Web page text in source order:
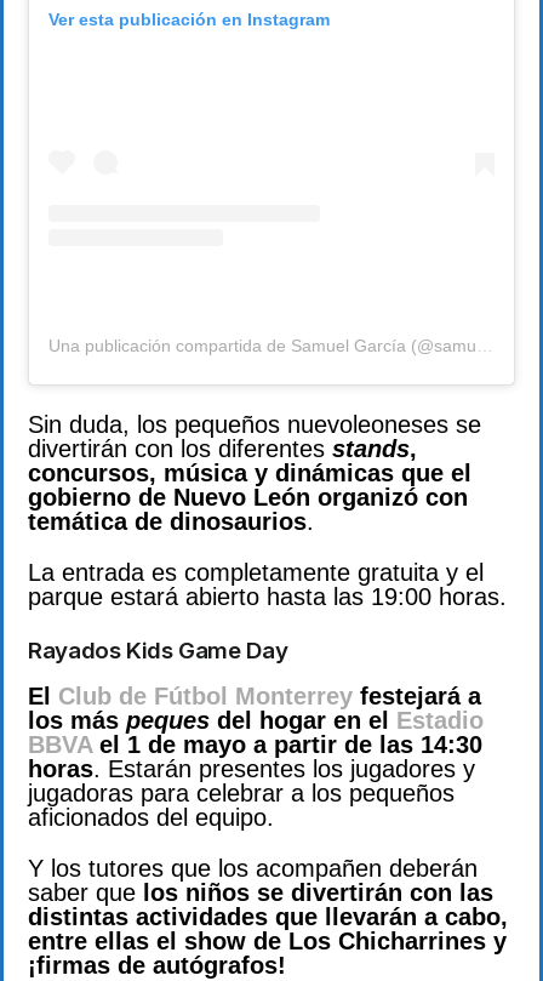
Ver esta publicación en Instagram
Una publicación compartida de Samuel García (@samuelgarcias)
Sin duda, los pequeños nuevoleoneses se
divertirán con los diferentes stands,
concursos, música y dinámicas que el
gobierno de Nuevo León organizó con
temática de dinosaurios.
La entrada es completamente gratuita y el
parque estará abierto hasta las 19:00 horas.
Rayados Kids Game Day
El Club de Fútbol Monterrey festejará a
los más peques del hogar en el Estadio
BBVAel 1 de mayo a partir de las 14:30
horas. Estarán presentes los jugadores y
jugadoras para celebrar a los pequeños
aficionados del equipo.
Y los tutores que los acompañen deberán
saber que los niños se divertirán con las
distintas actividades que llevarán a cabo,
entre ellas el show de Los Chicharrines y
¡firmas de autógrafos!